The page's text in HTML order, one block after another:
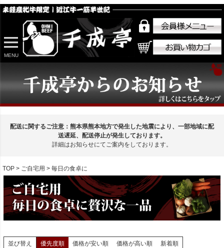
MENU
配送に関するご注意：熊本県熊本地方で発生した地震により、一部地域に配
送遅延、配送停止が発生しております。
詳細はお知らせにてご案内をしております。
TOP ご自宅用 毎日の食卓に
並び替え 優先度順 価格が安い順 価格が高い順 新着順